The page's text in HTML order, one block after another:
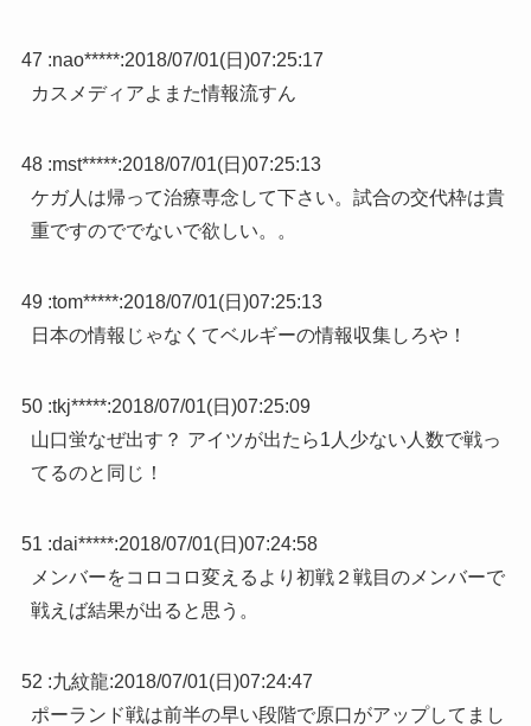
47 :nao*****:2018/07/01(日)07:25:17
カスメディアよまた情報流すん
48 :mst*****:2018/07/01(日)07:25:13
ケガ人は帰って治療専念して下さい。試合の交代枠は貴
重ですのででないで欲しい。。
49 :tom*****:2018/07/01(日)07:25:13
日本の情報じゃなくてベルギーの情報収集しろや！
50 :tkj*****:2018/07/01(日)07:25:09
山口蛍なぜ出す？ アイツが出たら1人少ない人数で戦っ
てるのと同じ！
51 :dai*****:2018/07/01(日)07:24:58
メンバーをコロコロ変えるより初戦２戦目のメンバーで
戦えば結果が出ると思う。
52 :九紋龍:2018/07/01(日)07:24:47
ポーランド戦は前半の早い段階で原口がアップしてまし